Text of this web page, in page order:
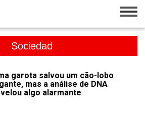
Sociedad
garota salvou um cão-lobo
mas a análise de DNA
algo alarmante